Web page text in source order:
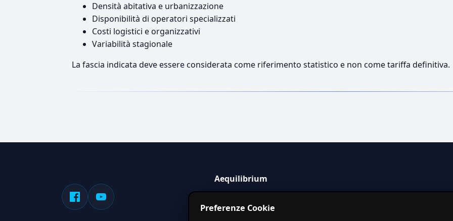
Densità abitativa e urbanizzazione
Disponibilità di operatori specializzati
Costi logistici e organizzativi
Variabilità stagionale
La fascia indicata deve essere considerata come riferimento statistico e non come tariffa definitiva.
Aequilibrium
servizi in Italia.
Preferenze Cookie